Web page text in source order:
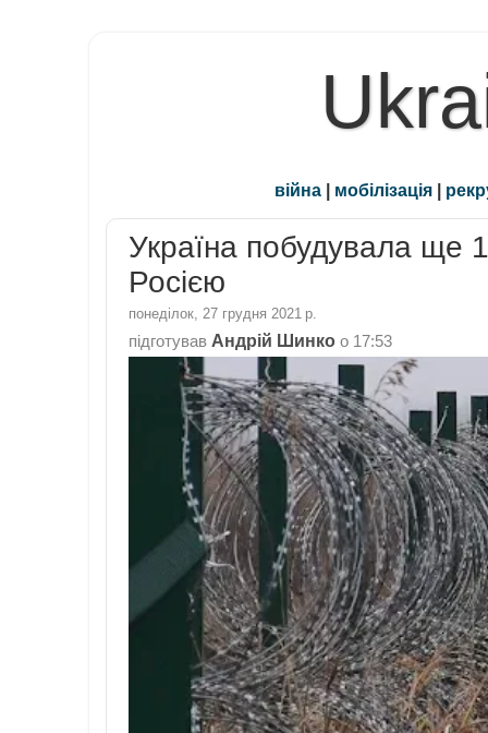
війна | мобілізація |
Україна побудувала ще
Росією
понеділок, 27 грудня 2021 р.
підготував Андрій Шинко о 17:53